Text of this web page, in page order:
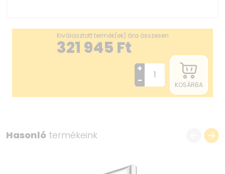
Kiválasztott termék(ek) ára összesen
321 945 Ft
+
-
KOSÁRBA
Hasonló termékeink